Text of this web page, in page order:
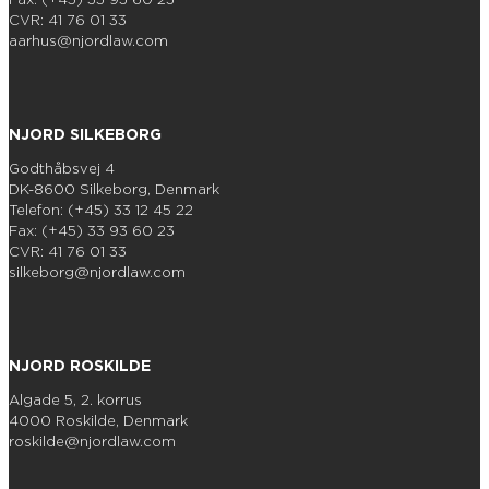
CVR: 41 76 01 33
aarhus@njordlaw.com
NJORD SILKEBORG
Godthåbsvej 4
DK-8600 Silkeborg, Denmark
Telefon: (+45) 33 12 45 22
Fax: (+45) 33 93 60 23
CVR: 41 76 01 33
silkeborg@njordlaw.com
NJORD ROSKILDE
Algade 5, 2. korrus
4000 Roskilde, Denmark
roskilde@njordlaw.com